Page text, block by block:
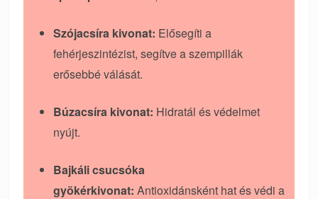
Szójacsíra kivonat: Elősegíti a
fehérjeszintézist, segítve a szempillák
erősebbé válását.
Búzacsíra kivonat: Hidratál és védelmet
nyújt.
Bajkáli csucsóka
gyökérkivonat: Antioxidánsként hat és védi a